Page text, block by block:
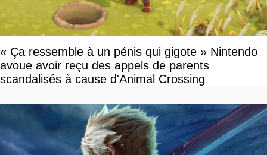
« Ça ressemble à un pénis qui gigote » Nintendo
avoue avoir reçu des appels de parents
scandalisés à cause d'Animal Crossing